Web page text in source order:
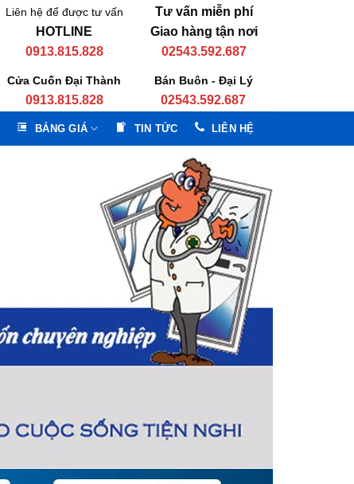
Liên hệ để được tư vấn
HOTLINE
0913.815.828
Tư vấn miễn phí
Giao hàng tận nơi
02543.592.687
Cửa Cuốn Đại Thành
0913.815.828
Bán Buôn - Đại Lý
02543.592.687
BẢNG GIÁ TIN TỨC LIÊN HỆ